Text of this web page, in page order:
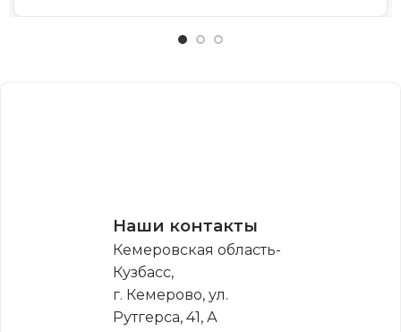
Наши контакты
Кемеровская область-
Кузбасс,
г. Кемерово, ул.
Рутгерса, 41, А